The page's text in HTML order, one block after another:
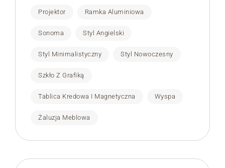
Projektor Ramka Aluminiowa
Sonoma Styl Angielski
Styl Minimalistyczny Styl Nowoczesny
Szkło Z Grafiką
Tablica Kredowa I Magnetyczna Wyspa
Żaluzja Meblowa